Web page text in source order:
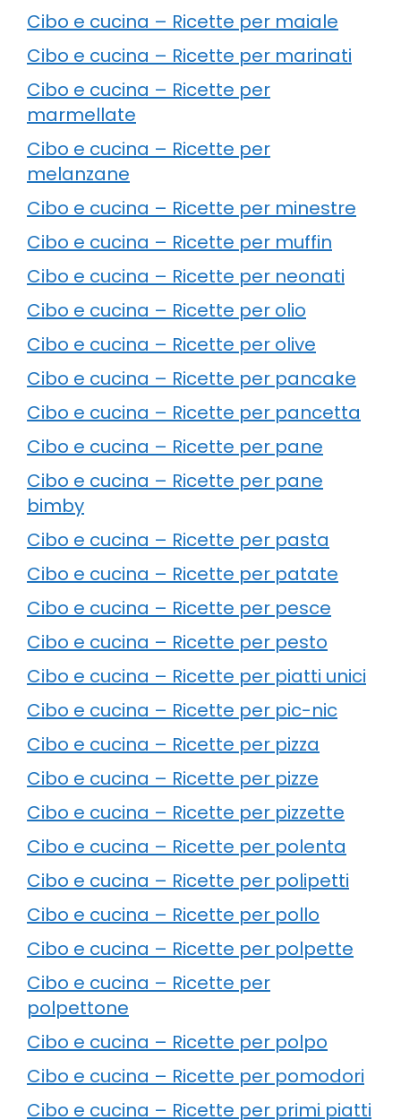
Cibo e cucina – Ricette per maiale
Cibo e cucina – Ricette per marinati
Cibo e cucina – Ricette per
marmellate
Cibo e cucina – Ricette per
melanzane
Cibo e cucina – Ricette per minestre
Cibo e cucina – Ricette per muffin
Cibo e cucina – Ricette per neonati
Cibo e cucina – Ricette per olio
Cibo e cucina – Ricette per olive
Cibo e cucina – Ricette per pancake
Cibo e cucina – Ricette per pancetta
Cibo e cucina – Ricette per pane
Cibo e cucina – Ricette per pane
bimby
Cibo e cucina – Ricette per pasta
Cibo e cucina – Ricette per patate
Cibo e cucina – Ricette per pesce
Cibo e cucina – Ricette per pesto
Cibo e cucina – Ricette per piatti unici
Cibo e cucina – Ricette per pic-nic
Cibo e cucina – Ricette per pizza
Cibo e cucina – Ricette per pizze
Cibo e cucina – Ricette per pizzette
Cibo e cucina – Ricette per polenta
Cibo e cucina – Ricette per polipetti
Cibo e cucina – Ricette per pollo
Cibo e cucina – Ricette per polpette
Cibo e cucina – Ricette per
polpettone
Cibo e cucina – Ricette per polpo
Cibo e cucina – Ricette per pomodori
Cibo e cucina – Ricette per primi piatti